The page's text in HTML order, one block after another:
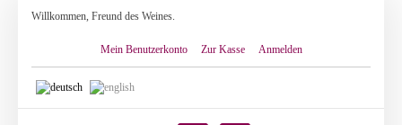
Willkommen, Freund des Weines.
Mein Benutzerkonto Zur Kasse Anmelden